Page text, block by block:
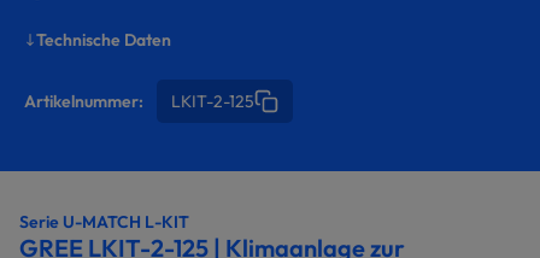
Technische Daten
Artikelnummer: LKIT-2-125
Serie U-MATCH L-KIT
GREE LKIT-2-125 | Klimaanlage zur